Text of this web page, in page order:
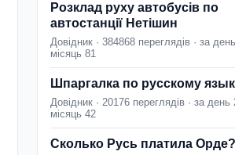
Розклад руху автобусів по
автостанції Нетішин
Довідник · 384868 переглядів · за
місяць 81
Шпаргалка по русскому
Довідник · 20176 переглядів · за день
місяць 42
Сколько Русь платила Орде?